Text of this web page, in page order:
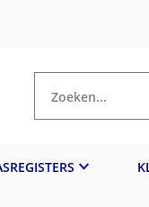
Zoeken...